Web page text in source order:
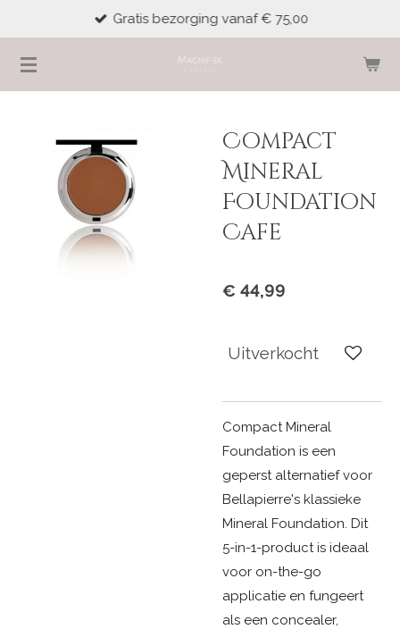
naar
de
Gratis bezorging vanaf € 75,00
Compact
Mineral
Foundation
Cafe
€ 44,99
Uitverkocht
Compact Mineral
Foundation is een
geperst alternatief voor
Bellapierre's klassieke
Mineral Foundation. Dit
5-in-1-product is ideaal
voor on-the-go
applicatie en fungeert
als een concealer,